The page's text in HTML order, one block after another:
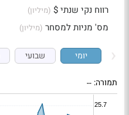
רווח נקי שנתי $ (מיליון)
מס' מניות למסחר (מיליון)
יומי שבועי
תמורה: --